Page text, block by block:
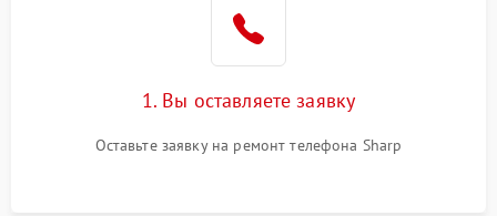
1. Вы оставляете заявку
Оставьте заявку на ремонт телефона Sharp